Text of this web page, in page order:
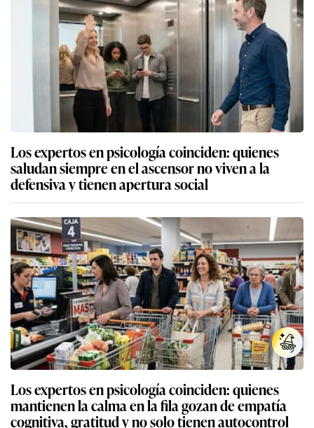
Los expertos en psicología coinciden: quienes
saludan siempre en el ascensor no viven a la
defensiva y tienen apertura social
Los expertos en psicología coinciden: quienes
mantienen la calma en la fila gozan de empatía
cognitiva, gratitud y no solo tienen autocontrol